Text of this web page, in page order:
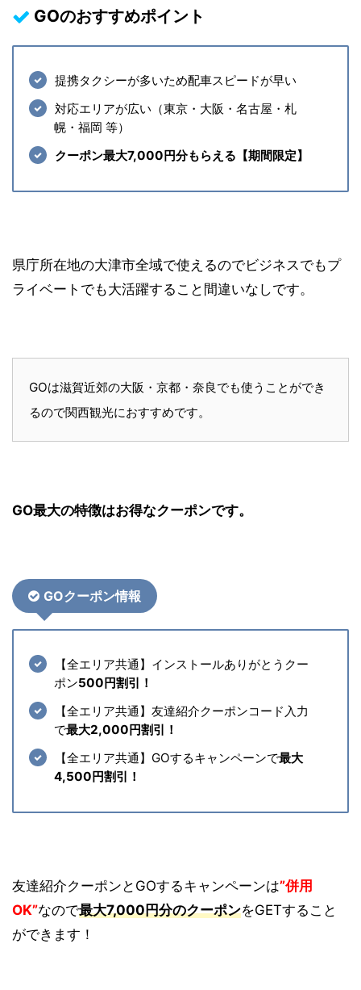
GOのおすすめポイント
提携タクシーが多いため配車スピードが早い
対応エリアが広い（東京・大阪・名古屋・札
幌・福岡 等）
クーポン最大7,000円分もらえる【期間限定】
県庁所在地の大津市全域で使えるのでビジネスでもプ
ライベートでも大活躍すること間違いなしです。
GOは滋賀近郊の大阪・京都・奈良でも使うことができ
るので関西観光におすすめです。
GO最大の特徴はお得なクーポンです。
GOクーポン情報
【全エリア共通】インストールありがとうクー
ポン500円割引！
【全エリア共通】友達紹介クーポンコード入力
で最大2,000円割引！
【全エリア共通】GOするキャンペーンで最大
4,500円割引！
友達紹介クーポンとGOするキャンペーンは”併用
OK”なので最大7,000円分のクーポンをGETすること
ができます！